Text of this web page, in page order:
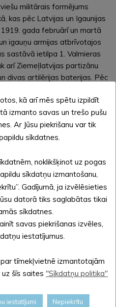
militārais formējums
kas pēc Latvijas un Igaunijas
gada februārī un martā
igauņu armijas atbrīvotajos
sastāvā ietilpa 1. Valmieras
arī Ziemeļlatvijas partizānu
divas artilērijas baterijas. Pēc
uzsāka formēt 3.
gan tumšajā laikā
novadā. Karavīri un
ceļiem, ievērojot
atbalstu Latvijas aizsardzības
gadījumos aicinām
kā arī mēs spētu izpildīt
izmanto savas un trešo pušu
Ar Jūsu piekrišanu var tik
sīkdatnes.
noklikšķinot uz pogas
sīkdatņu izmantošanu,
Gadījumā, ja izvēlēsieties
datorā tiks saglabātas tikai
sīkdatnes.
savas piekrišanas izvēles,
iestatījumus.
tīmekļvietnē izmantotajām
šīs saites "Sīkdatņu politika"
iestatījumi Nepiekrītu